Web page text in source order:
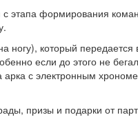
с этапа формирования
ногу), который
если до этого не
с электронным
призы и подарки от